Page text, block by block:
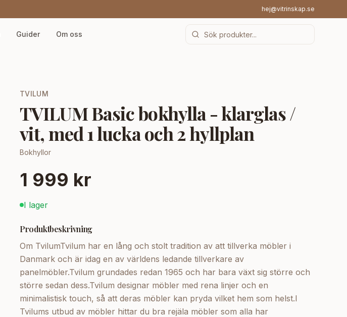
hej@vitrinskap.se
Guider Om oss
TVILUM
TVILUM Basic bokhylla - klarglas /
vit, med 1 lucka och 2 hyllplan
Bokhyllor
1 999 kr
I lager
Produktbeskrivning
Om TvilumTvilum har en lång och stolt tradition av att tillverka möbler i
Danmark och är idag en av världens ledande tillverkare av
panelmöbler.Tvilum grundades redan 1965 och har bara växt sig större och
större sedan dess.Tvilum designar möbler med rena linjer och en
minimalistisk touch, så att deras möbler kan pryda vilket hem som helst.I
Tvilums utbud av möbler hittar du bra rejäla möbler som alla har